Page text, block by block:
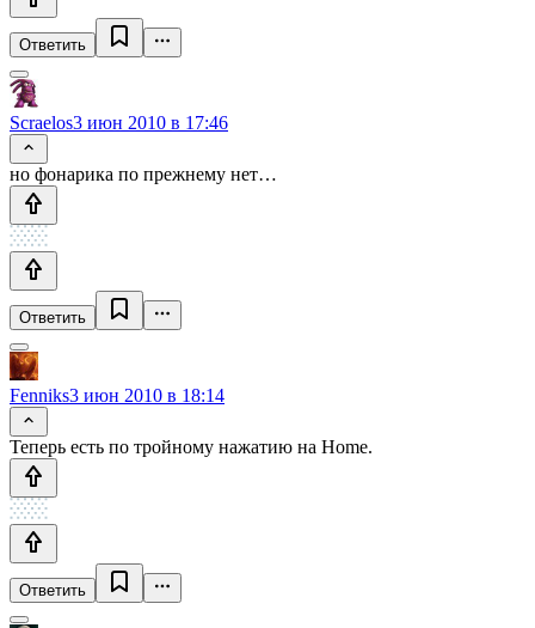
Ответить
Scraelos3 июн 2010 в 17:46
но фонарика по прежнему нет…
Ответить
Fenniks3 июн 2010 в 18:14
Теперь есть по тройному нажатию на Home.
Ответить